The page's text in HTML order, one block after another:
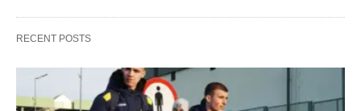
RECENT POSTS